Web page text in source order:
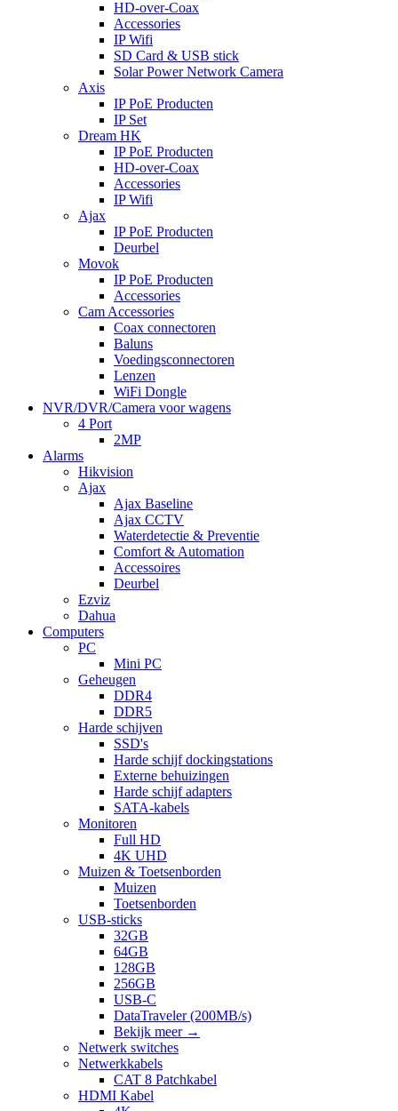
HD-over-Coax
Accessories
IP Wifi
SD Card & USB stick
Solar Power Network Camera
Axis
IP PoE Producten
IP Set
Dream HK
IP PoE Producten
HD-over-Coax
Accessories
IP Wifi
Ajax
IP PoE Producten
Deurbel
Movok
IP PoE Producten
Accessories
Cam Accessories
Coax connectoren
Baluns
Voedingsconnectoren
Lenzen
WiFi Dongle
NVR/DVR/Camera voor wagens
4 Port
2MP
Alarms
Hikvision
Ajax
Ajax Baseline
Ajax CCTV
Waterdetectie & Preventie
Comfort & Automation
Accessoires
Deurbel
Ezviz
Dahua
Computers
PC
Mini PC
Geheugen
DDR4
DDR5
Harde schijven
SSD's
Harde schijf dockingstations
Externe behuizingen
Harde schijf adapters
SATA-kabels
Monitoren
Full HD
4K UHD
Muizen & Toetsenborden
Muizen
Toetsenborden
USB-sticks
32GB
64GB
128GB
256GB
USB-C
DataTraveler (200MB/s)
Bekijk meer →
Netwerk switches
Netwerkkabels
CAT 8 Patchkabel
HDMI Kabel